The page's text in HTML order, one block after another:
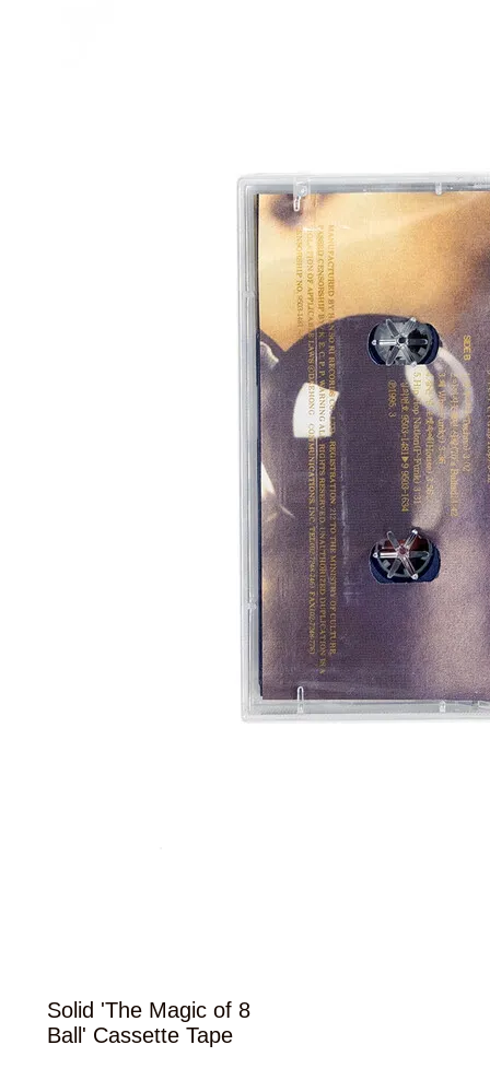
Solid 'The Magic of 8
Ball' Cassette Tape